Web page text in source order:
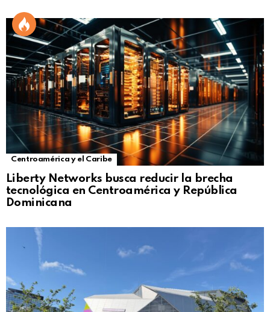
Centroamérica y el Caribe
Liberty Networks busca reducir la brecha
tecnológica en Centroamérica y República
Dominicana